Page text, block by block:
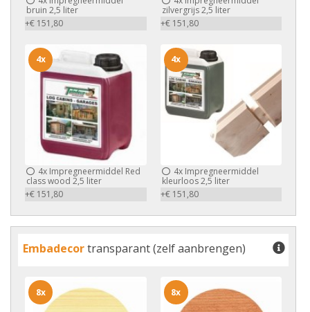
bruin 2,5 liter
+€ 151,80
zilvergrijs 2,5 liter
+€ 151,80
4x Impregneermiddel Red
class wood 2,5 liter
+€ 151,80
4x
4xImpregneermiddel
kleurloos 2,5 liter
+€ 151,80
4x
Embadecortransparant (zelf aanbrengen)
8x 8x